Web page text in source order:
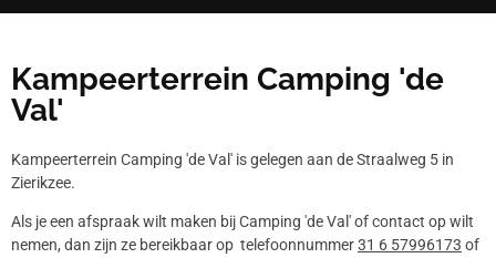
Kampeerterrein Camping 'de
Val'
Kampeerterrein Camping 'de Val' is gelegen aan de Straalweg 5 in
Zierikzee.
Als je een afspraak wilt maken bij Camping 'de Val' of contact op wilt
nemen, dan zijn ze bereikbaar op telefoonnummer31 6 57996173 of